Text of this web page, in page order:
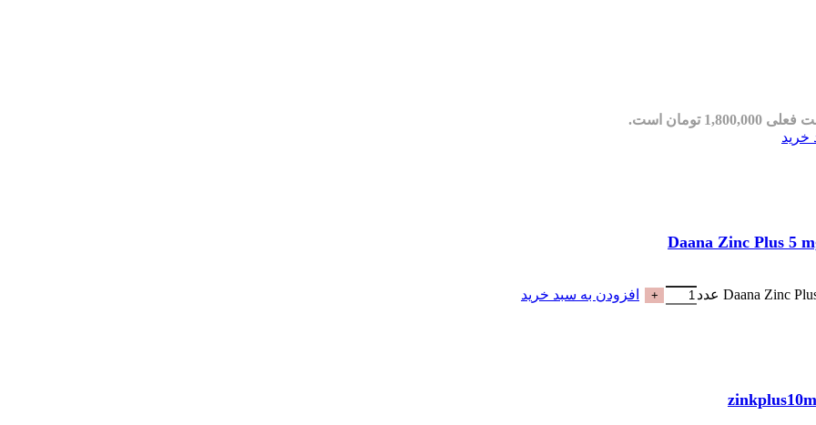
1,800,000 تومان است.
خرید
افزودن به سبد خرید